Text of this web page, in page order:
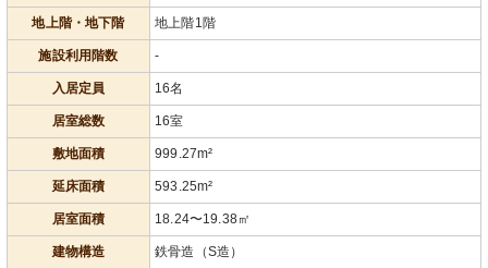
地上階・地下階 地上階1階
施設利用階数 -
入居定員 16名
居室総数 16室
敷地面積 999.27m²
延床面積 593.25m²
居室面積 18.24〜19.38㎡
建物構造 鉄骨造（S造）